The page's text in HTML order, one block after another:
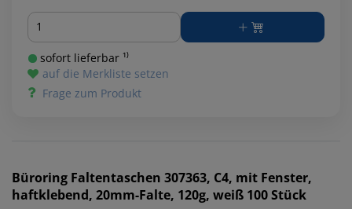
Menge
sofort lieferbar ¹⁾
auf die Merkliste setzen
Frage zum Produkt
Büroring Faltentaschen 307363, C4, mit Fenster,
haftklebend, 20mm-Falte, 120g, weiß 100 Stück